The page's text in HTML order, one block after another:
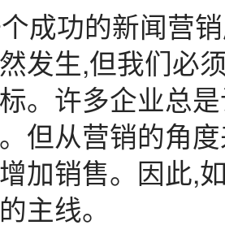
成功的新闻营
发生,但我们必
。许多企业总
但从营销的角
加销售。因此,
主线。